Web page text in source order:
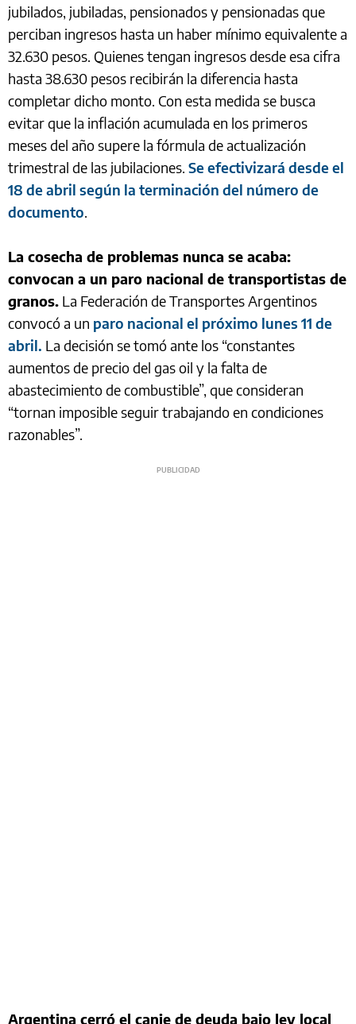
jubilados, jubiladas, pensionados y pensionadas que
perciban ingresos hasta un haber mínimo equivalente a
32.630 pesos. Quienes tengan ingresos desde esa cifra
hasta 38.630 pesos recibirán la diferencia hasta
completar dicho monto. Con esta medida se busca
evitar que la inflación acumulada en los primeros
meses del año supere la fórmula de actualización
trimestral de las jubilaciones. Se efectivizará desde el
18 de abril según la terminación del número de
documento.
La cosecha de problemas nunca se acaba:
convocan a un paro nacional de transportistas de
granos. La Federación de Transportes Argentinos
convocó a un paro nacional el próximo lunes 11 de
abril. La decisión se tomó ante los “constantes
aumentos de precio del gas oil y la falta de
abastecimiento de combustible”, que consideran
“tornan imposible seguir trabajando en condiciones
razonables”.
Argentina cerró el canje de deuda bajo ley local